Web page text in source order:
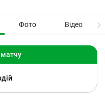
Фото Відео
матчу